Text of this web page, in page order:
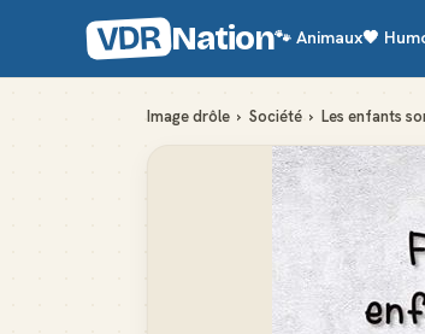
VDR Nation🐾 Animaux🖤
Image drôle › Société › Les enfants